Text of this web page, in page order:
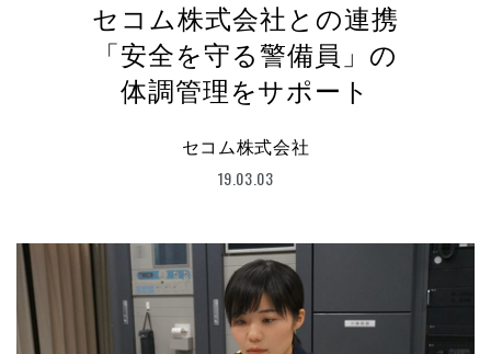
セコム株式会社との連携
「安全を守る警備員」の
体調管理をサポート
セコム株式会社
19.03.03